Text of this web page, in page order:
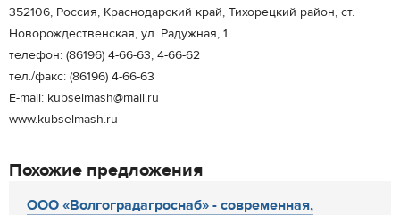
352106, Россия, Краснодарский край, Тихорецкий район, ст.
Новорождественская, ул. Радужная, 1
телефон: (86196) 4-66-63, 4-66-62
тел./факс: (86196) 4-66-63
Е-mail: kubselmash@mail.ru
www.kubselmash.ru
Похожие предложения
ООО «Волгоградагроснаб» - современная,